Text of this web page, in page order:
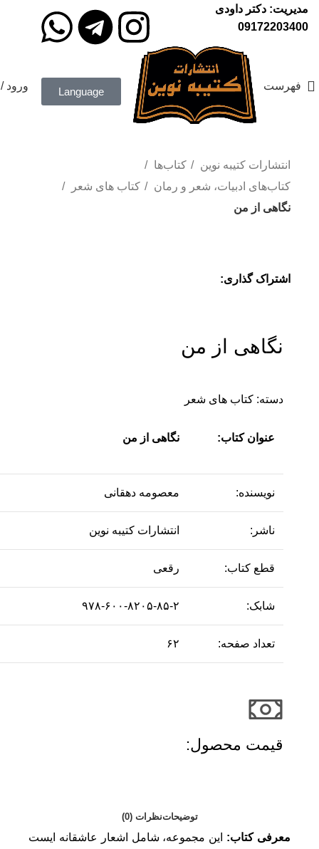
مدیریت: دکتر داودی
09172203400
فهرست Language ورود
انتشارات کتیبه نوین
کتاب‌ها
کتاب‌های ادبیات، شعر و رمان
کتاب های شعر
نگاهی از من
اشتراک گذاری:
نگاهی از من
دسته: کتاب های شعر
عنوان کتاب: نگاهی از من
نویسنده: معصومه دهقانی
ناشر: انتشارات کتیبه نوین
قطع کتاب: رقعی
شابک: ۹۷۸-۶۰۰-۸۲۰۵-۸۵-۲
تعداد صفحه: ۶۲
قیمت محصول:​
توضیحاتنظرات (0)
معرفی کتاب: این مجموعه، شامل اشعار عاشقانه ایست